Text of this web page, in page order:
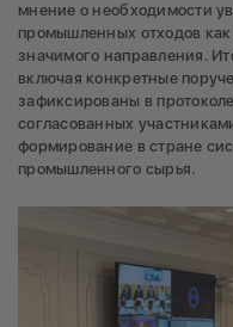
мнение о необходимости
промышленных отходов
значимого направления.
включая конкретные
зафиксированы в
согласованных
формирование в стране
промышленного сырья.